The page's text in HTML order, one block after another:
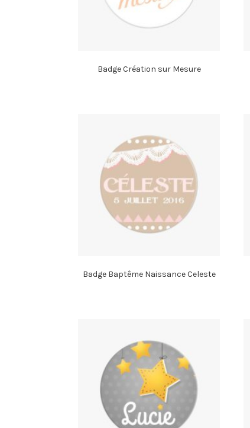
Badge Création sur Mesure
Badge Baptême Naissance Celeste